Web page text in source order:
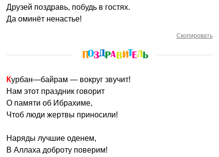
Друзей поздравь, побудь в гостях.
Да оминёт ненастье!
Скопировать
Курбан—байрам — вокруг звучит!
Нам этот праздник говорит
О памяти об Ибрахиме,
Чтоб люди жертвы приносили!
Наряды лучшие оденем,
В Аллаха доброту поверим!